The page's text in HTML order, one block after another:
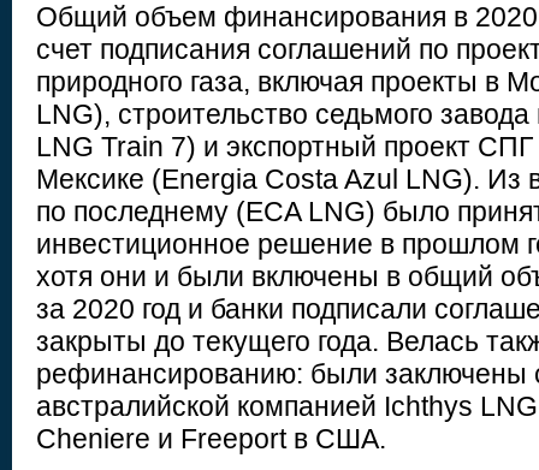
Общий объем финансирования в 2020
счет подписания соглашений по
природного газа, включая проекты в
LNG), строительство седьмого
LNG Train 7) и экспортный проект
Мексике (Energia Costa Azul LNG). Из
по последнему (ECA LNG) было
инвестиционное решение в прошлом
хотя они и были включены в общий
за 2020 год и банки подписали
закрыты до текущего года. Велась
рефинансированию: были заключены
австралийской компанией Ichthys
Cheniere и Freeport в США.